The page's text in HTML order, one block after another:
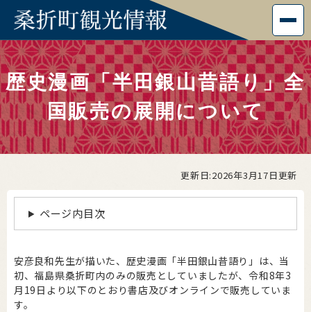
ジ
の
先
頭
で
す
。
メニューを飛ばして本文へ
本
文
歴史漫画「半田銀山昔語り」全
国販売の展開について
更新日:2026年3月17日更新
ページ内目次
安彦良和先生が描いた、歴史漫画「半田銀山昔語り」は、当
初、福島県桑折町内のみの販売としていましたが、令和8年3
月19日より以下のとおり書店及びオンラインで販売していま
す。